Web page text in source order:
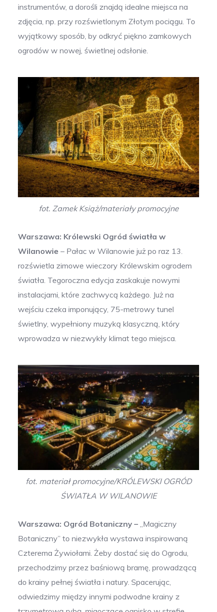
instrumentów, a dorośli znajdą idealne miejsca na
zdjęcia, np. przy rozświetlonym Złotym pociągu. To
wyjątkowy sposób, by odkryć piękno zamkowych
ogrodów w nowej, świetlnej odsłonie.
fot. Zamek Książ/materiały promocyjne
Warszawa: Królewski Ogród światła w
Wilanowie – Pałac w Wilanowie już po raz 13.
rozświetla zimowe wieczory Królewskim ogrodem
światła. Tegoroczna edycja zaskakuje nowymi
instalacjami, które zachwycą każdego. Już na
wejściu czeka imponujący, 75-metrowy tunel
świetlny, wypełniony muzyką klasyczną, który
wprowadza w niezwykły klimat tego miejsca.
fot. materiał promocyjne/KRÓLEWSKI OGRÓD
ŚWIATŁA W WILANOWIE
Warszawa: Ogród Botaniczny –„Magiczny
Botaniczny” to niezwykła wystawa inspirowaną
Czterema Żywiołami. Żeby dostać się do Ogrodu,
przechodzimy przez baśniową bramę, prowadzącą
do krainy pełnej światła i natury. Spacerując,
odwiedzimy między innymi podwodne krainy z